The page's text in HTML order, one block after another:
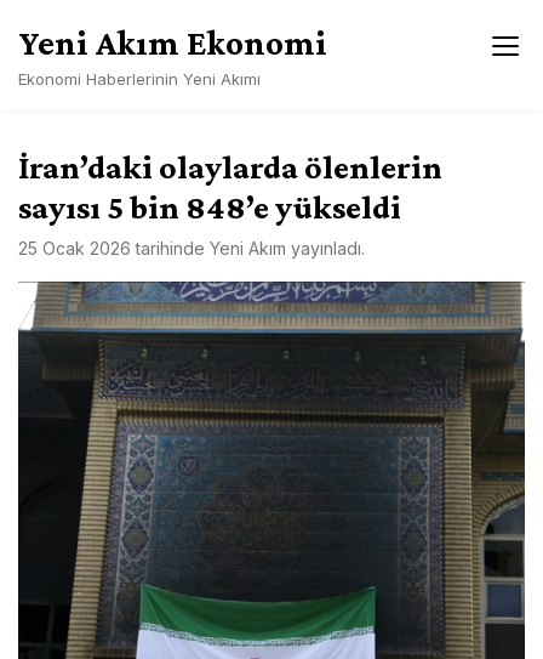
content
Yeni Akım Ekonomi
Ekonomi Haberlerinin Yeni Akımı
İran’daki olaylarda ölenlerin
sayısı 5 bin 848’e yükseldi
25 Ocak 2026 tarihinde Yeni Akım yayınladı.